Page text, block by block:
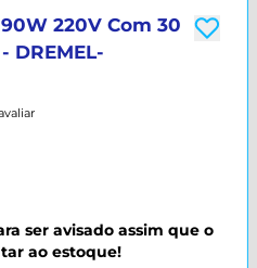
220V Com 30
DREMEL-
ser avisado assim que o
ao estoque!